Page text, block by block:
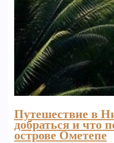
Путешествие в
добраться и что
острове Ометепе